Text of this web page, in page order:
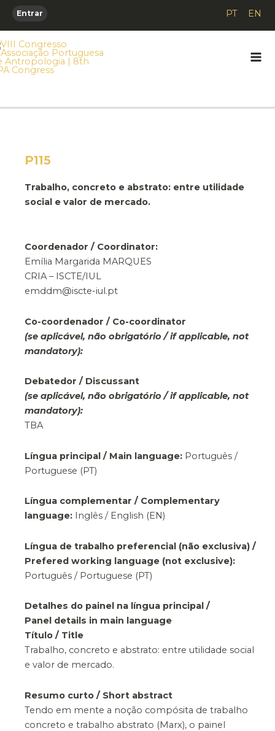
Entrar PT EN
P115
Trabalho, concreto e abstrato: entre utilidade
social e valor de mercado.
Coordenador / Coordinator:
Emília Margarida MARQUES
CRIA – ISCTE/IUL
emddm@iscte-iul.pt
Co-coordenador / Co-coordinator
(se aplicável, não obrigatório / if applicable, not
mandatory):
Debatedor / Discussant
(se aplicável, não obrigatório / if applicable, not
mandatory):
TBA
Língua principal / Main language:Português /
Portuguese (PT)
Língua complementar / Complementary
language:Inglês / English (EN)
Língua de trabalho preferencial (não exclusiva) /
Prefered working language (not exclusive):
Português / Portuguese (PT)
Detalhes do painel na língua principal /
Panel details in main language
Título / Title
Trabalho, concreto e abstrato: entre utilidade social
e valor de mercado.
Resumo curto / Short abstract
Tendo em mente a noção compósita de trabalho
concreto e trabalho abstrato (Marx), o painel